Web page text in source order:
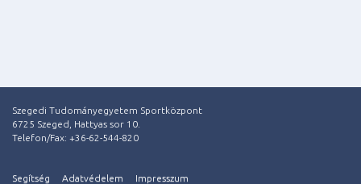
Szegedi Tudományegyetem Sportközpont
6725 Szeged, Hattyas sor 10.
Telefon/Fax: +36-62-544-820
Segítség Adatvédelem Impresszum